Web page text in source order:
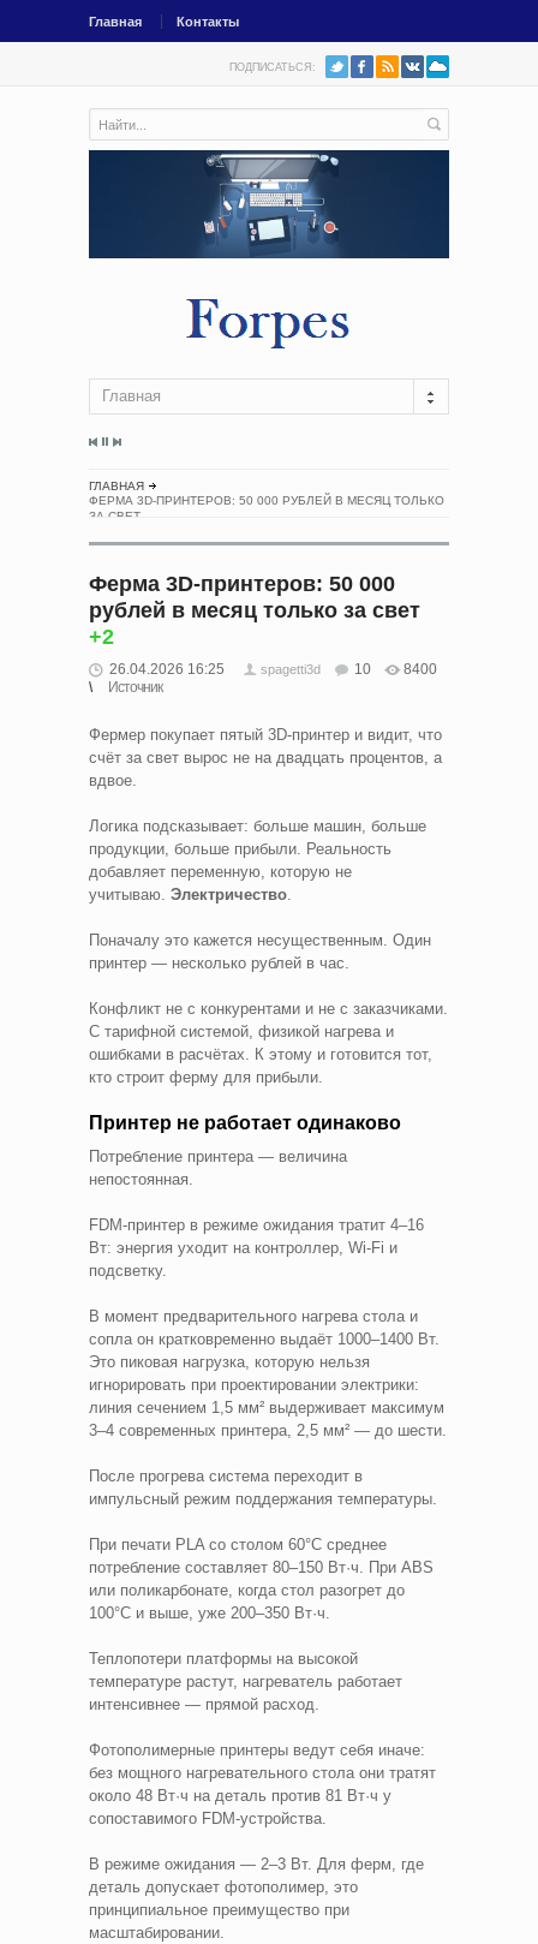
Главная Контакты
ПОДПИСАТЬСЯ:
Главная
ГЛАВНАЯ
ФЕРМА 3D-ПРИНТЕРОВ: 50 000 РУБЛЕЙ В МЕСЯЦ ТОЛЬКО
ЗА СВЕТ
Ферма 3D-принтеров: 50 000
рублей в месяц только за свет
+2
26.04.2026 16:25 spagetti3d 10
8400
Источник
Фермер покупает пятый 3D-принтер и видит, что
счёт за свет вырос не на двадцать процентов, а
вдвое.
Логика подсказывает: больше машин, больше
продукции, больше прибыли. Реальность
добавляет переменную, которую не
учитываю. Электричество
Поначалу это кажется несущественным. Один
принтер — несколько рублей в час.
Конфликт не с конкурентами и не с заказчиками.
С тарифной системой, физикой нагрева и
ошибками в расчётах. К этому и готовится тот,
кто строит ферму для прибыли.
Принтер не работает одинаково
Потребление принтера — величина
непостоянная.
FDM-принтер в режиме ожидания тратит 4–16
Вт: энергия уходит на контроллер, Wi-Fi и
подсветку.
В момент предварительного нагрева стола и
сопла он кратковременно выдаёт 1000–1400 Вт.
Это пиковая нагрузка, которую нельзя
игнорировать при проектировании электрики:
линия сечением 1,5 мм² выдерживает максимум
3–4 современных принтера, 2,5 мм² — до шести.
После прогрева система переходит в
импульсный режим поддержания температуры.
При печати PLA со столом 60°C среднее
потребление составляет 80–150 Вт·ч. При ABS
или поликарбонате, когда стол разогрет до
100°C и выше, уже 200–350 Вт·ч.
Теплопотери платформы на высокой
температуре растут, нагреватель работает
интенсивнее — прямой расход.
Фотополимерные принтеры ведут себя иначе:
без мощного нагревательного стола они тратят
около 48 Вт·ч на деталь против 81 Вт·ч у
сопоставимого FDM-устройства.
В режиме ожидания — 2–3 Вт. Для ферм, где
деталь допускает фотополимер, это
принципиальное преимущество при
масштабировании.